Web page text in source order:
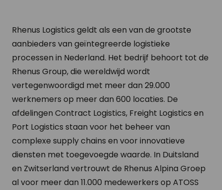
Rhenus Logistics geldt als een van de grootste
aanbieders van geïntegreerde logistieke
processen in Nederland. Het bedrijf behoort tot de
Rhenus Group, die wereldwijd wordt
vertegenwoordigd met meer dan 29.000
werknemers op meer dan 600 locaties. De
afdelingen Contract Logistics, Freight Logistics en
Port Logistics staan voor het beheer van
complexe supply chains en voor innovatieve
diensten met toegevoegde waarde. In Duitsland
en Zwitserland vertrouwt de Rhenus Alpina Groep
al voor meer dan 11.000 medewerkers op ATOSS